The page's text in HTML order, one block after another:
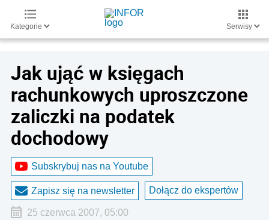
Kategorie Serwisy
Jak ująć w księgach
rachunkowych uproszczone
zaliczki na podatek
dochodowy
Subskrybuj nas na Youtube
Zapisz się na newsletter Dołącz do ekspertów
25 czerwca 2007, 05:00